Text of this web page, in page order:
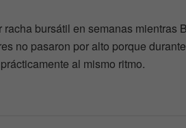
bursátil en semanas mientras
no pasaron por alto porque
al mismo ritmo.